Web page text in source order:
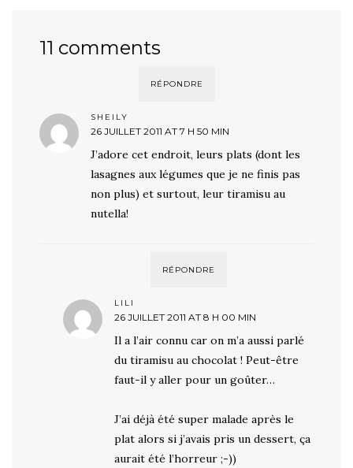
11 comments
RÉPONDRE
SHEILY
26 JUILLET 2011 AT 7 H 50 MIN
J’adore cet endroit, leurs plats (dont les
lasagnes aux légumes que je ne finis pas
non plus) et surtout, leur tiramisu au
nutella!
RÉPONDRE
LILI
26 JUILLET 2011 AT 8 H 00 MIN
Il a l’air connu car on m’a aussi parlé
du tiramisu au chocolat ! Peut-être
faut-il y aller pour un goûter…
J’ai déjà été super malade après le
plat alors si j’avais pris un dessert, ça
aurait été l’horreur ;-))